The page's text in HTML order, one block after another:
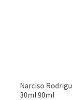
Narciso
30ml 90ml